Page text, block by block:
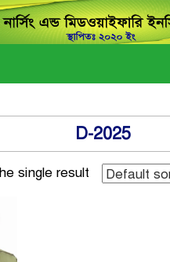
D-2025
single result